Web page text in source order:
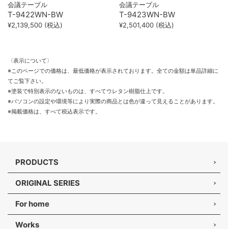
会議テーブル
T-9422WN-BW
¥2,139,500 (税込)
会議テーブル
T-9423WN-BW
¥2,501,400 (税込)
〈表示について〉
※このページでの価格は、最低価格が表示されております。全ての金額は単品詳細に
てご覧下さい。
※塗装で特別表示のないものは、すべてウレタン樹脂仕上です。
※パソコンの設定や環境等により実際の商品とは色が違って見えることがあります。
※掲載価格は、すべて税込表示です。
PRODUCTS
ORIGINAL SERIES
For home
Works